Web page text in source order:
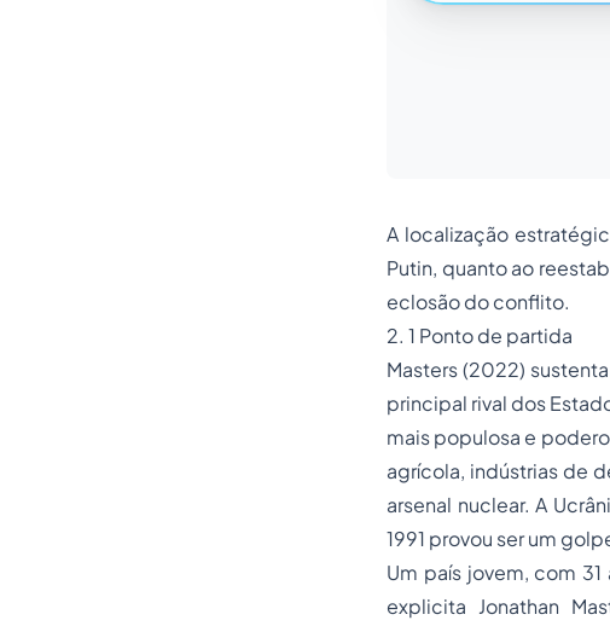
A localização
Putin, quanto ao
eclosão do conflito.
2. 1 Ponto de partida
Masters (2022)
principal rival dos
mais populosa e
agrícola, indústrias de
arsenal nuclear. A
1991 provou ser um
Um país jovem, com
explicita Jonathan